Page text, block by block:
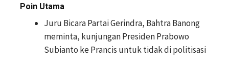
Poin Utama
Juru Bicara Partai Gerindra, Bahtra Banong
meminta, kunjungan Presiden Prabowo
Subianto ke Prancis untuk tidak di politisasi